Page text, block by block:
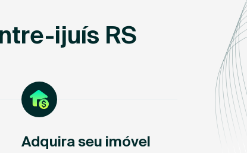
ijuís RS
Adquira seu imóvel